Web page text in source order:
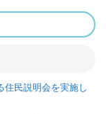
住民説明会を実施し